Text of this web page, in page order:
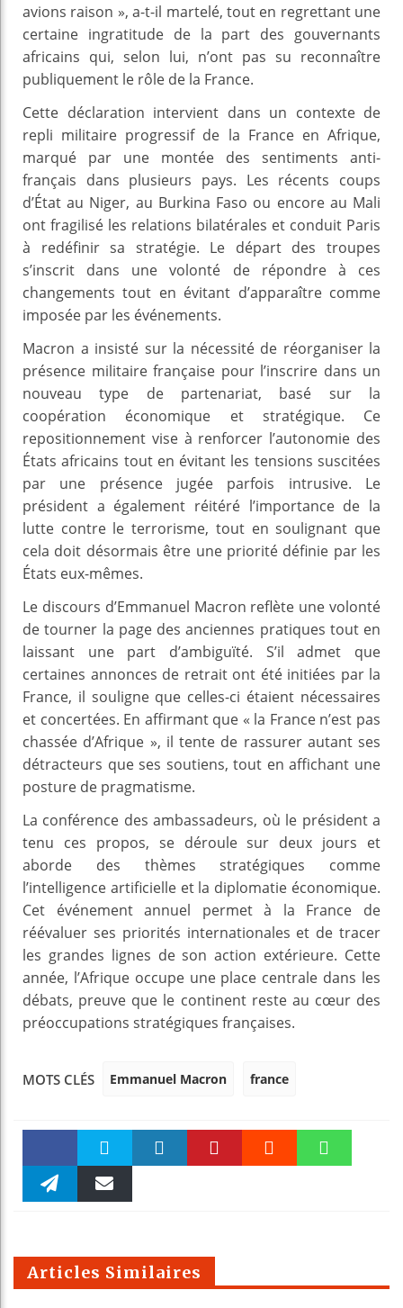
avions raison », a-t-il martelé, tout en regrettant une
certaine ingratitude de la part des gouvernants
africains qui, selon lui, n’ont pas su reconnaître
publiquement le rôle de la France.
Cette déclaration intervient dans un contexte de
repli militaire progressif de la France en Afrique,
marqué par une montée des sentiments anti-
français dans plusieurs pays. Les récents coups
d’État au Niger, au Burkina Faso ou encore au Mali
ont fragilisé les relations bilatérales et conduit Paris
à redéfinir sa stratégie. Le départ des troupes
s’inscrit dans une volonté de répondre à ces
changements tout en évitant d’apparaître comme
imposée par les événements.
Macron a insisté sur la nécessité de réorganiser la
présence militaire française pour l’inscrire dans un
nouveau type de partenariat, basé sur la
coopération économique et stratégique. Ce
repositionnement vise à renforcer l’autonomie des
États africains tout en évitant les tensions suscitées
par une présence jugée parfois intrusive. Le
président a également réitéré l’importance de la
lutte contre le terrorisme, tout en soulignant que
cela doit désormais être une priorité définie par les
États eux-mêmes.
Le discours d’Emmanuel Macron reflète une volonté
de tourner la page des anciennes pratiques tout en
laissant une part d’ambiguïté. S’il admet que
certaines annonces de retrait ont été initiées par la
France, il souligne que celles-ci étaient nécessaires
et concertées. En affirmant que « la France n’est pas
chassée d’Afrique », il tente de rassurer autant ses
détracteurs que ses soutiens, tout en affichant une
posture de pragmatisme.
La conférence des ambassadeurs, où le président a
tenu ces propos, se déroule sur deux jours et
aborde des thèmes stratégiques comme
l’intelligence artificielle et la diplomatie économique.
Cet événement annuel permet à la France de
réévaluer ses priorités internationales et de tracer
les grandes lignes de son action extérieure. Cette
année, l’Afrique occupe une place centrale dans les
débats, preuve que le continent reste au cœur des
préoccupations stratégiques françaises.
MOTS CLÉS Emmanuel Macron france
Faceboo Twitter
m
Articles Similaires